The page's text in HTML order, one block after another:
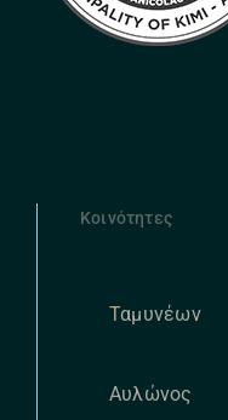
Κοινότητες
Ταμυνέων
Αυλώνος